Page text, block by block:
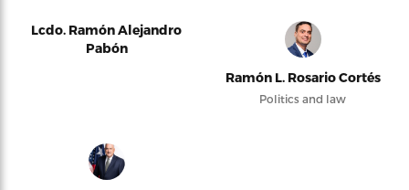
Lcdo. Ramón Alejandro
Pabón
Ramón L. Rosario Cortés
Politics and law